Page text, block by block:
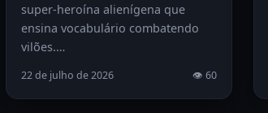
super-heroína alienígena que
ensina vocabulário combatendo
vilões.…
22 de julho de 2026 👁 60